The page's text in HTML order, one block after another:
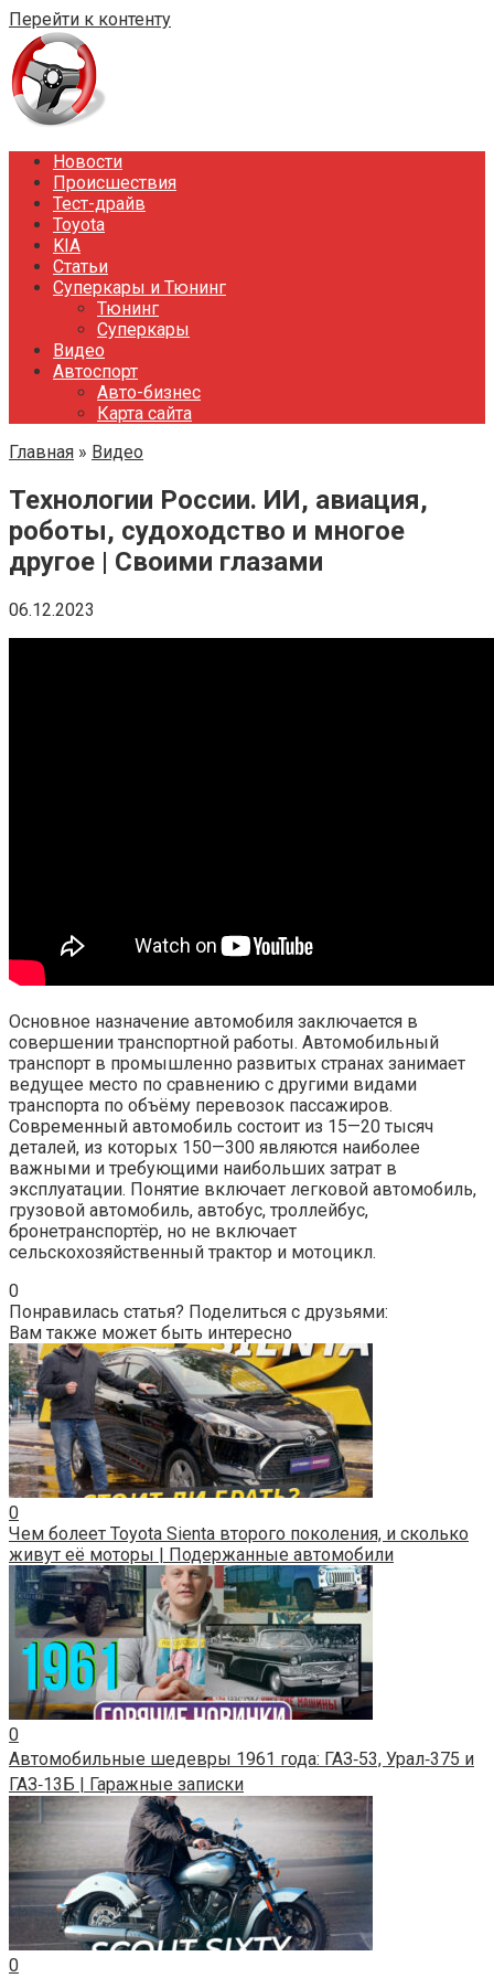
Перейти к контенту
Новости
Происшествия
Тест-драйв
Toyota
KIA
Статьи
Суперкары и Тюнинг
Тюнинг
Суперкары
Видео
Автоспорт
Авто-бизнес
Карта сайта
Главная » Видео
Технологии России. ИИ, авиация,
роботы, судоходство и многое
другое | Своими глазами
06.12.2023
Основное назначение автомобиля заключается в
совершении транспортной работы. Автомобильный
транспорт в промышленно развитых странах занимает
ведущее место по сравнению с другими видами
транспорта по объёму перевозок пассажиров.
Современный автомобиль состоит из 15—20 тысяч
деталей, из которых 150—300 являются наиболее
важными и требующими наибольших затрат в
эксплуатации. Понятие включает легковой автомобиль,
грузовой автомобиль, автобус, троллейбус,
бронетранспортёр, но не включает
сельскохозяйственный трактор и мотоцикл.
0
Понравилась статья? Поделиться с друзьями:
Вам также может быть интересно
0
Чем болеет Toyota Sienta второго поколения, и сколько
живут её моторы | Подержанные автомобили
0
Автомобильные шедевры 1961 года: ГАЗ‑53, Урал‑375 и
ГАЗ‑13Б | Гаражные записки
0